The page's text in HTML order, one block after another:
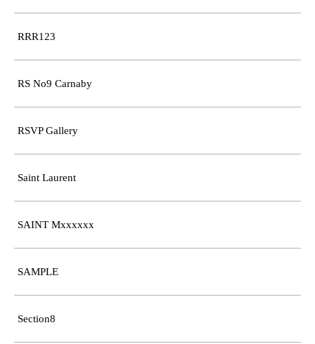
RRR123
RS No9 Carnaby
RSVP Gallery
Saint Laurent
SAINT Mxxxxxx
SAMPLE
Section8